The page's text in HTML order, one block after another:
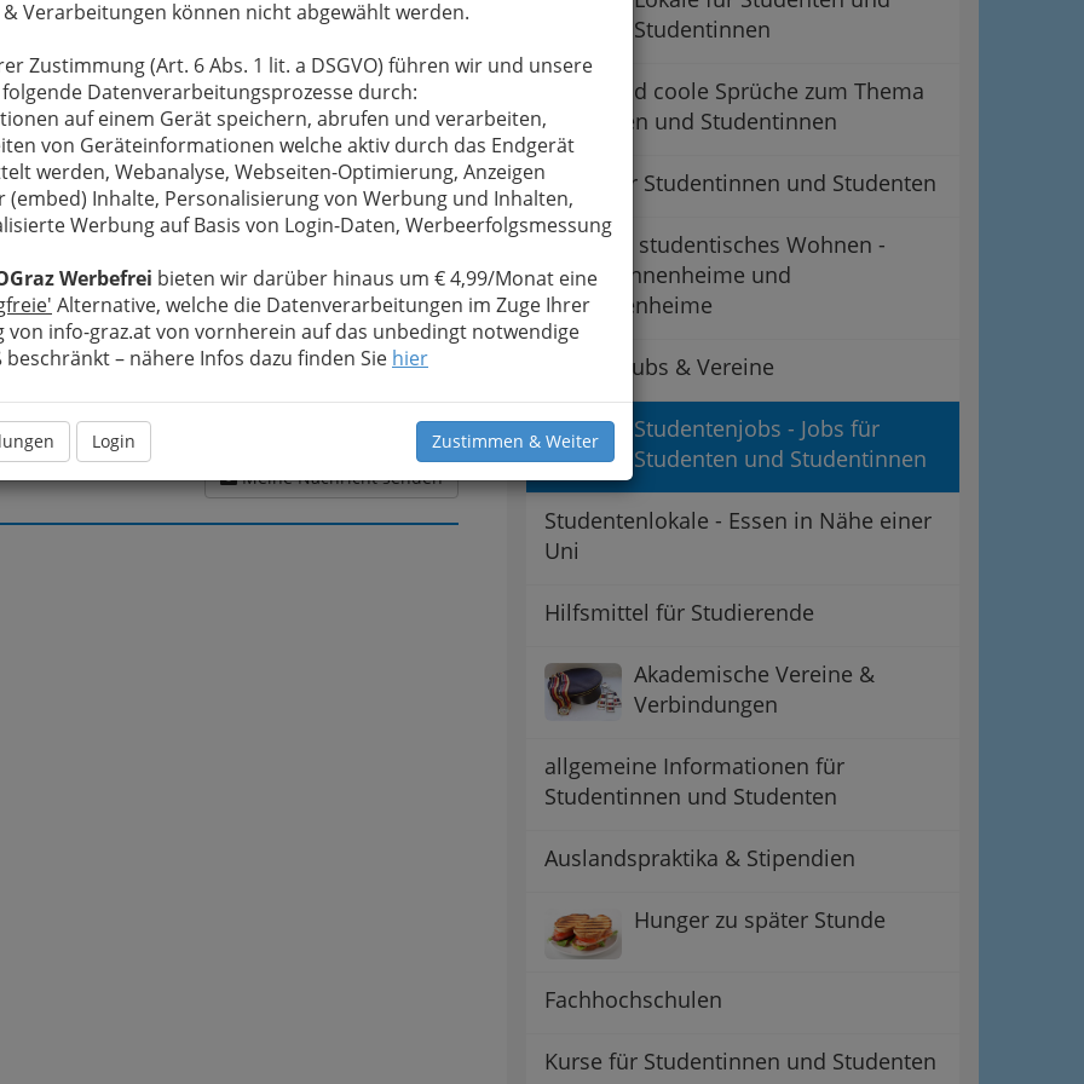
& Verarbeitungen können nicht abgewählt werden.
Zustimmung (Art. 6 Abs. 1 lit. a DSGVO) führen wir und unsere
Datenverarbeitungsprozesse durch:
auf einem Gerät speichern, abrufen und verarbeiten,
von Geräteinformationen welche aktiv durch das Endgerät
werden, Webanalyse, Webseiten-Optimierung, Anzeigen
(embed) Inhalte, Personalisierung von Werbung und Inhalten,
Werbung auf Basis von Login-Daten, Werbeerfolgsmessung
Werbefrei bieten wir darüber hinaus um € 4,99/Monat eine
Alternative, welche die Datenverarbeitungen im Zuge Ihrer
von info-graz.at von vornherein auf das unbedingt notwendige
beschränkt – nähere Infos dazu finden Sie hier
Login Zustimmen & Weiter
bewahren, verwenden wir an dieser Stelle zur
Ihre Nachricht wird nach dem Absenden
weitergeleitet.
Meine Nachricht
Meine Nachricht senden
Studentinnen
Zitate und coole Sprüche zum Thema
Studenten und Studentinnen
Kurse für Studentinnen und Studenten
Heime & studentisches Wohnen -
Studentinnenheime und
Studentenheime
Jugendclubs & Vereine
Studentenjobs - Jobs für
Studenten und Studentinnen
Studentenlokale - Essen in Nähe einer
Uni
Hilfsmittel für Studierende
Akademische Vereine &
Verbindungen
allgemeine Informationen für
Studentinnen und Studenten
Auslandspraktika & Stipendien
Hunger zu später Stunde
Fachhochschulen
Kurse für Studentinnen und Studenten